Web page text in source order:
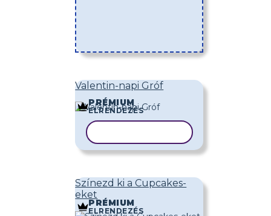
Valentin-napi Gróf
PRÉMIUM
ELRENDEZÉS
Színezd ki a Cupcakes-
eket
PRÉMIUM
ELRENDEZÉS